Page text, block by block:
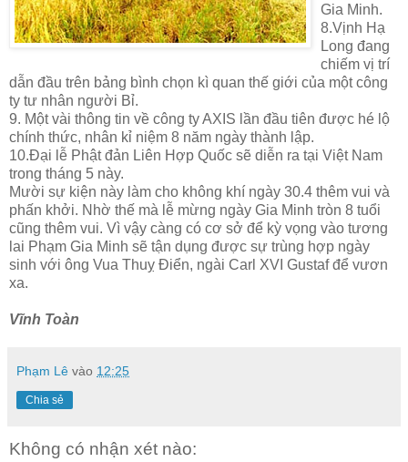
Gia Minh.
8.Vịnh Hạ
Long đang
chiếm vị trí
dẫn đầu trên bảng bình chọn kì quan thế giới của một công
ty tư nhân người Bỉ.
9. Một vài thông tin về công ty AXIS lần đầu tiên được hé lộ
chính thức, nhân kỉ niệm 8 năm ngày thành lập.
10.Đại lễ Phật đản Liên Hợp Quốc sẽ diễn ra tại Việt Nam
trong tháng 5 này.
Mười sự kiện này làm cho không khí ngày 30.4 thêm vui và
phấn khởi. Nhờ thế mà lễ mừng ngày Gia Minh tròn 8 tuổi
cũng thêm vui. Vì vậy càng có cơ sở để kỳ vọng vào tương
lai Phạm Gia Minh sẽ tận dụng được sự trùng hợp ngày
sinh với ông Vua Thuỵ Điển, ngài Carl XVI Gustaf để vươn
xa.
Vĩnh Toàn
Phạm Lê vào 12:25
Chia sẻ
Không có nhận xét nào: